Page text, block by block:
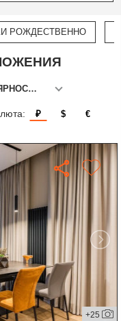
РОЖДЕСТВЕННО
ПО ПОПУЛЯРНОСТИ
₽ $ €
+25